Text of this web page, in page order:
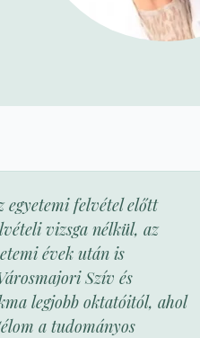
egyetemi felvétel előtt
vizsga nélkül, az
évek után is
Szív és
legjobb oktatóitól, ahol
a tudományos